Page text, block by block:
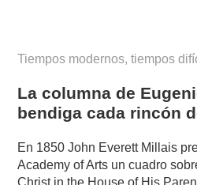
Tiempos modernos, tiempos
La columna de
bendiga cada rincón
En 1850 John Everett Millais
Academy of Arts un cuadro
Christ in the House of His